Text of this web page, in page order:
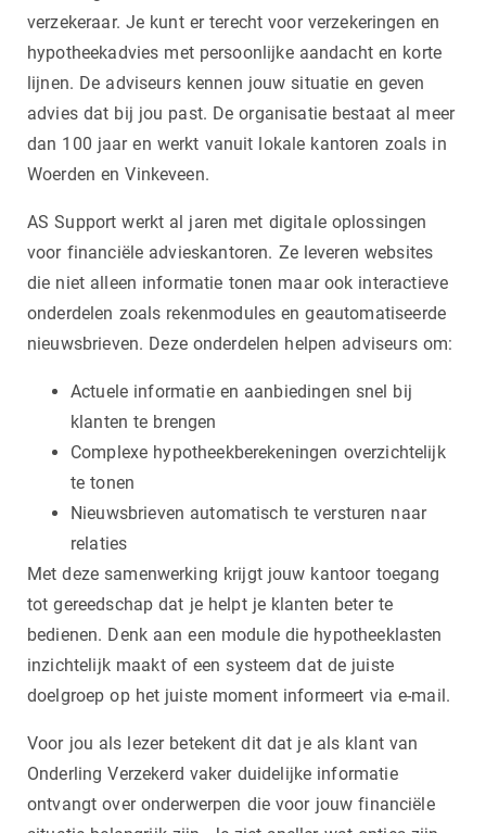
verzekeraar. Je kunt er terecht voor verzekeringen en
hypotheekadvies met persoonlijke aandacht en korte
lijnen. De adviseurs kennen jouw situatie en geven
advies dat bij jou past. De organisatie bestaat al meer
dan 100 jaar en werkt vanuit lokale kantoren zoals in
Woerden en Vinkeveen.
AS Support werkt al jaren met digitale oplossingen
voor financiële advieskantoren. Ze leveren websites
die niet alleen informatie tonen maar ook interactieve
onderdelen zoals rekenmodules en geautomatiseerde
nieuwsbrieven. Deze onderdelen helpen adviseurs om:
Actuele informatie en aanbiedingen snel bij
klanten te brengen
Complexe hypotheekberekeningen overzichtelijk
te tonen
Nieuwsbrieven automatisch te versturen naar
relaties
Met deze samenwerking krijgt jouw kantoor toegang
tot gereedschap dat je helpt je klanten beter te
bedienen. Denk aan een module die hypotheeklasten
inzichtelijk maakt of een systeem dat de juiste
doelgroep op het juiste moment informeert via e-mail.
Voor jou als lezer betekent dit dat je als klant van
Onderling Verzekerd vaker duidelijke informatie
ontvangt over onderwerpen die voor jouw financiële